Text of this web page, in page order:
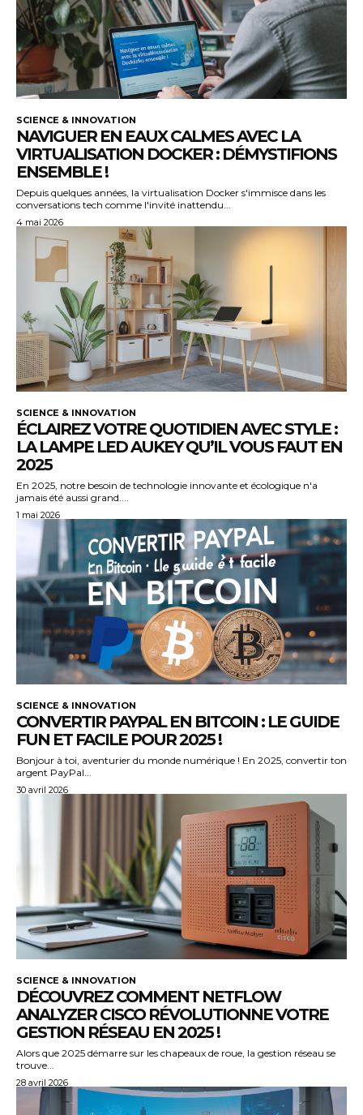
SCIENCE & INNOVATION
NAVIGUER EN EAUX CALMES AVEC LA
VIRTUALISATION DOCKER : DÉMYSTIFIONS
ENSEMBLE !
Depuis quelques années, la virtualisation Docker s'immisce dans les
conversations tech comme l'invité inattendu...
4 mai 2026
SCIENCE & INNOVATION
ÉCLAIREZ VOTRE QUOTIDIEN AVEC STYLE :
LA LAMPE LED AUKEY QU’IL VOUS FAUT EN
2025
En 2025, notre besoin de technologie innovante et écologique n'a
jamais été aussi grand....
1 mai 2026
SCIENCE & INNOVATION
CONVERTIR PAYPAL EN BITCOIN : LE GUIDE
FUN ET FACILE POUR 2025 !
Bonjour à toi, aventurier du monde numérique ! En 2025, convertir ton
argent PayPal...
30 avril 2026
SCIENCE & INNOVATION
DÉCOUVREZ COMMENT NETFLOW
ANALYZER CISCO RÉVOLUTIONNE VOTRE
GESTION RÉSEAU EN 2025 !
Alors que 2025 démarre sur les chapeaux de roue, la gestion réseau se
trouve...
28 avril 2026